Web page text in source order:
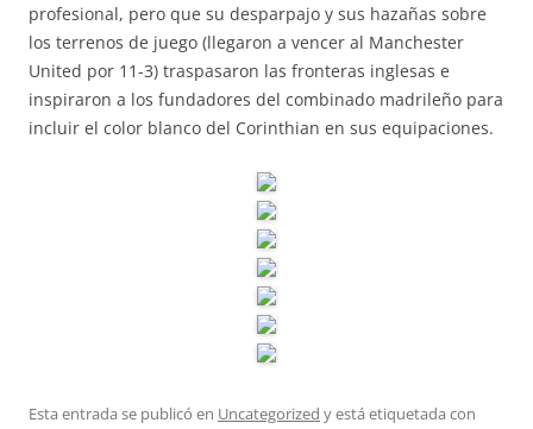
profesional, pero que su desparpajo y sus hazañas sobre
los terrenos de juego (llegaron a vencer al Manchester
United por 11-3) traspasaron las fronteras inglesas e
inspiraron a los fundadores del combinado madrileño para
incluir el color blanco del Corinthian en sus equipaciones.
Esta entrada se publicó en Uncategorized y está etiquetada con